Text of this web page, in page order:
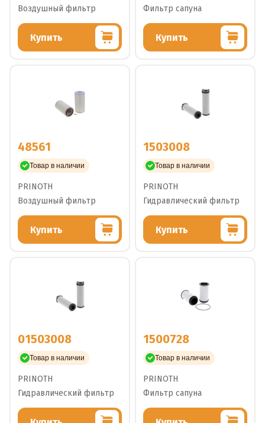
Воздушный фильтр
Купить
Фильтр сапуна
Купить
48561
Товар в наличии
PRINOTH
Воздушный фильтр
Купить
1503008
Товар в наличии
PRINOTH
Гидравлический фильтр
Купить
01503008
Товар в наличии
PRINOTH
Гидравлический фильтр
1500728
Товар в наличии
PRINOTH
Фильтр сапуна